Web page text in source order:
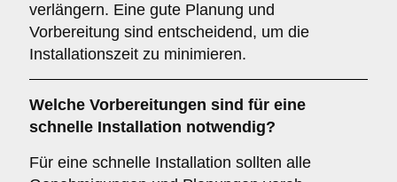
verlängern. Eine gute Planung und
Vorbereitung sind entscheidend, um die
Installationszeit zu minimieren.
Welche Vorbereitungen sind für eine
schnelle Installation notwendig?
Für eine schnelle Installation sollten alle